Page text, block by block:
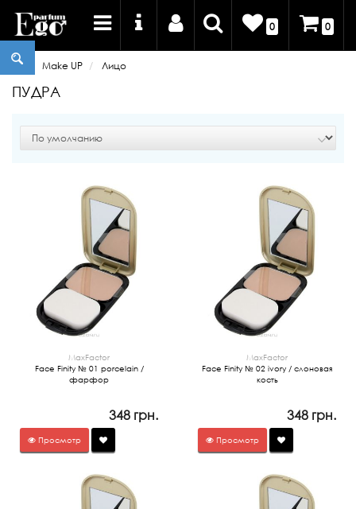
0 0
Make UP Лицо
ПУДРА
MaxFactor
Face Finity № 01 porcelain /
фарфор
348 грн.
Просмотр
MaxFactor
Face Finity № 02 ivory / слоновая
кость
348 грн.
Просмотр